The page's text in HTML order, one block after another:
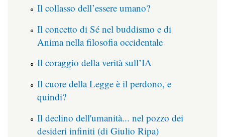
Il collasso dell’essere umano?
Il concetto di Sé nel buddismo e di
Anima nella filosofia occidentale
Il coraggio della verità sull’IA
Il cuore della Legge è il perdono, e
quindi?
Il declino dell'umanità... nel pozzo dei
desideri infiniti (di Giulio Ripa)